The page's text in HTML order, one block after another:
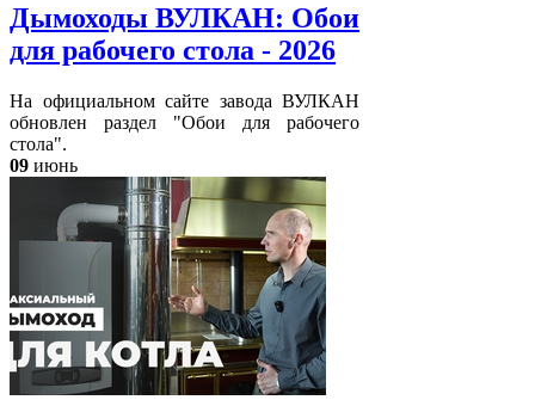
Дымоходы ВУЛКАН: Обои
для рабочего стола - 2026
На официальном сайте завода ВУЛКАН
обновлен раздел "Обои для рабочего
стола".
09 июнь